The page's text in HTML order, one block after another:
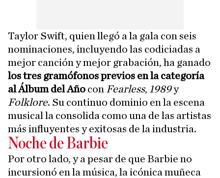
Taylor Swift, quien llegó a la gala con seis
nominaciones, incluyendo las codiciadas a
mejor canción y mejor grabación, ha ganado
los tres gramófonos previos en la categoría
al Álbum del Año con Fearless, 1989y
Folklore. Su continuo dominio en la escena
musical la consolida como una de las artistas
más influyentes y exitosas de la industria.
Noche de Barbie
Por otro lado, y a pesar de que Barbie no
incursionó en la música, la icónica muñeca